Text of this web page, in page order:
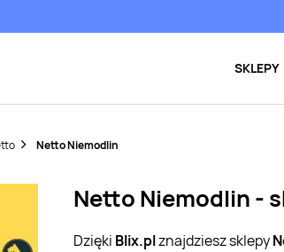
SKLEPY
Netto Niemodlin
Netto Niemodlin -
Dzięki Blix.plznajdziesz sklepy